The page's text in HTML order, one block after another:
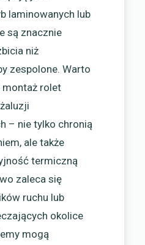
laminowanych lub
są znacznie
niż
zespolone. Warto
montaż rolet
– nie tylko chronią
ale także
termiczną
zaleca się
ruchu lub
okolice
mogą